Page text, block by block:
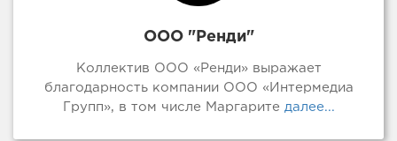
ООО "Ренди"
Коллектив ООО «Ренди» выражает
благодарность компании ООО «Интермедиа
Групп», в том числе Маргарите далее...